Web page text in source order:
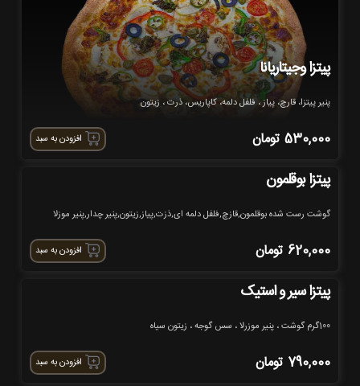
پیتزا وجیتاریانا
پنیر پیتزا، قارچ، پیاز ، فلفل دلمه، کاپاریس، ذرت ، زیتون
530,000 تومان افزودن به سبد
پیتزا بوقلمون
گوشت رست شده بوقلمون,قازچ,فلفل دلمه ای,ذزت,پیاز,زیتون,پنیر چدار,پنیر موزلا
620,000 تومان افزودن به سبد
پیتزا سیر و استیک
100گرم گوشت ، پنیر موزرلا ، سس گوجه ، زیتون سیاه
790,000 تومان افزودن به سبد